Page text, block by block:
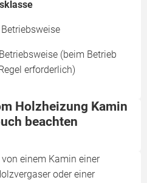
(beim Betrieb
erforderlich)
Holzheizung Kamin
beachten
einem Kamin einer
oder einer